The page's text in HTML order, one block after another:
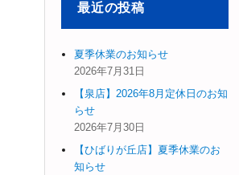
最近の投稿
夏季休業のお知らせ
2026年7月31日
【泉店】2026年8月定休日のお知
らせ
2026年7月30日
【ひばりが丘店】夏季休業のお
知らせ